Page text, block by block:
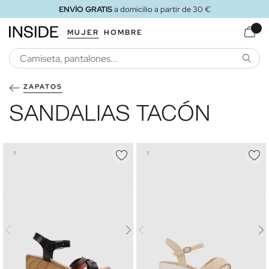
ENVÍO GRATIS
MUJER HOMBRE
ZAPATOS
SANDALIAS TACÓN